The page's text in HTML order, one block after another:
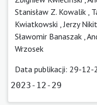
Stanisław Z. Kowalik ,
Kwiatkowski ,Jerzy
Sławomir Banaszak ,
Wrzosek
Data publikacji: 29-12-
2023-12-29